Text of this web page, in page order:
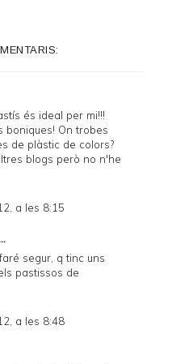
és ideal per mi!!!
boniques! On trobes
de plàstic de colors?
blogs però no n'he
a les 8:15
segur, q tinc uns
pastissos de
a les 8:48